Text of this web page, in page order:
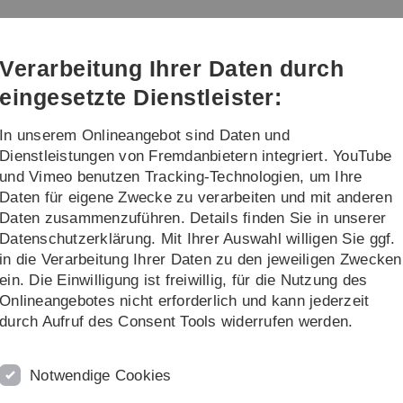
Direkt
Direkt
Direkt
(Sprache,
Drucken,
Social
Direkt
Direkt
Karriereförderung
Symposium of CRC 1279
peptide researchers to present the progress of ongoing
projects. Significant advances were presented in the discovery and
way for future therapeutic applications. Marked progress was also
local changes in cellular properties, such as temperature and pH.
Verarbeitung Ihrer Daten durch
eingesetzte Dienstleister:
In unserem Onlineangebot sind Daten und
Dienstleistungen von Fremdanbietern integriert. YouTube
und Vimeo benutzen Tracking-Technologien, um Ihre
Daten für eigene Zwecke zu verarbeiten und mit anderen
Daten zusammenzuführen. Details finden Sie in unserer
Datenschutzerklärung. Mit Ihrer Auswahl willigen Sie ggf.
in die Verarbeitung Ihrer Daten zu den jeweiligen Zwecken
ein. Die Einwilligung ist freiwillig, für die Nutzung des
Onlineangebotes nicht erforderlich und kann jederzeit
durch Aufruf des Consent Tools widerrufen werden.
Notwendige Cookies